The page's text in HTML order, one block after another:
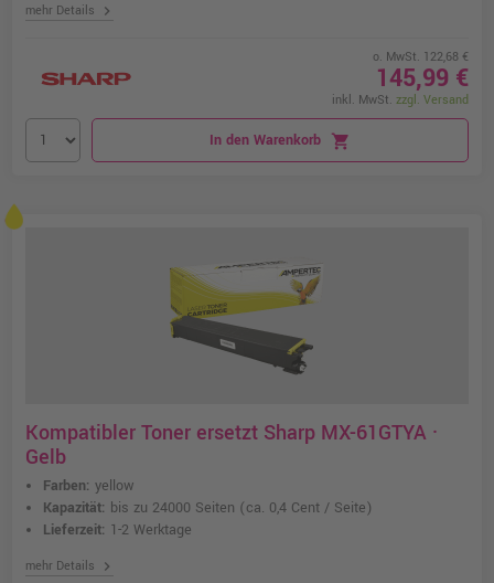
mehr Details chevron_right
o. MwSt. 122,68 €
145,99 €
inkl. MwSt. zzgl. Versand
In den Warenkorb shopping_cart
Kompatibler Toner ersetzt Sharp MX-61GTYA ·
Gelb
Farben: yellow
Kapazität: bis zu 24000 Seiten (ca. 0,4 Cent / Seite)
Lieferzeit: 1-2 Werktage
mehr Details chevron_right